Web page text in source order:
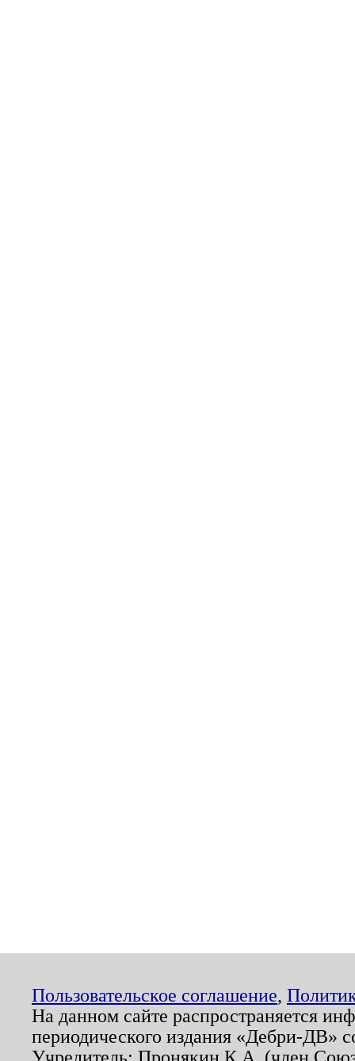
Пользовательское соглашение,
На данном сайте распространяется
периодического издания «Дебри-ДВ»
Учредитель: Пронякин К.А. (член